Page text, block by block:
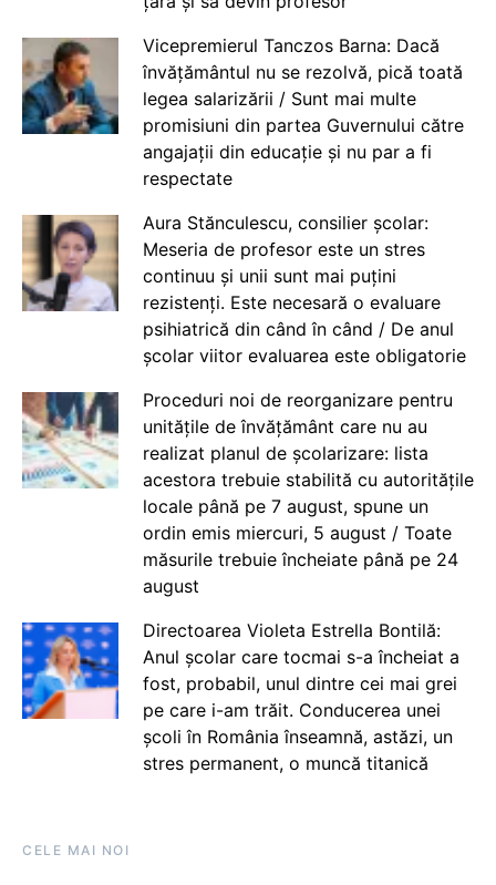
Vicepremierul Tanczos Barna: Dacă
învățământul nu se rezolvă, pică toată
legea salarizării / Sunt mai multe
promisiuni din partea Guvernului către
angajații din educație și nu par a fi
respectate
Aura Stănculescu, consilier școlar:
Meseria de profesor este un stres
continuu și unii sunt mai puțini
rezistenți. Este necesară o evaluare
psihiatrică din când în când / De anul
școlar viitor evaluarea este obligatorie
Proceduri noi de reorganizare pentru
unitățile de învățământ care nu au
realizat planul de școlarizare: lista
acestora trebuie stabilită cu autoritățile
locale până pe 7 august, spune un
ordin emis miercuri, 5 august / Toate
măsurile trebuie încheiate până pe 24
august
Directoarea Violeta Estrella Bontilă:
Anul școlar care tocmai s-a încheiat a
fost, probabil, unul dintre cei mai grei
pe care i-am trăit. Conducerea unei
școli în România înseamnă, astăzi, un
stres permanent, o muncă titanică
CELE MAI NOI